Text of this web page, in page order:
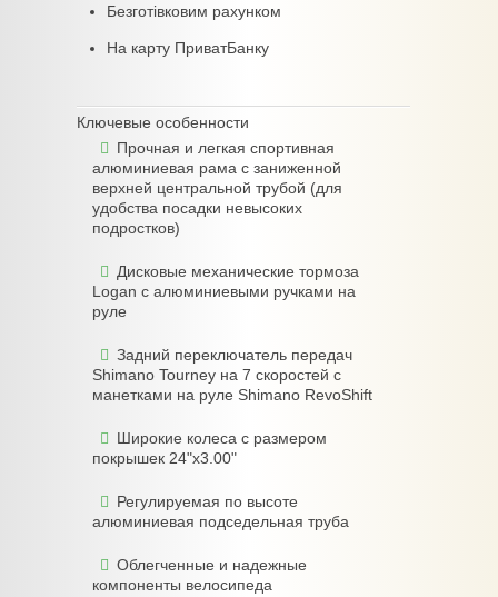
Безготівковим рахунком
На карту ПриватБанку
Ключевые особенности
Прочная и легкая спортивная
алюминиевая рама с заниженной
верхней центральной трубой (для
удобства посадки невысоких
подростков)
Дисковые механические тормоза
Logan с алюминиевыми ручками на
руле
Задний переключатель передач
Shimano Tourney на 7 скоростей с
манетками на руле Shimano RevoShift
Широкие колеса с размером
покрышек 24"x3.00"
Регулируемая по высоте
алюминиевая подседельная труба
Облегченные и надежные
компоненты велосипеда